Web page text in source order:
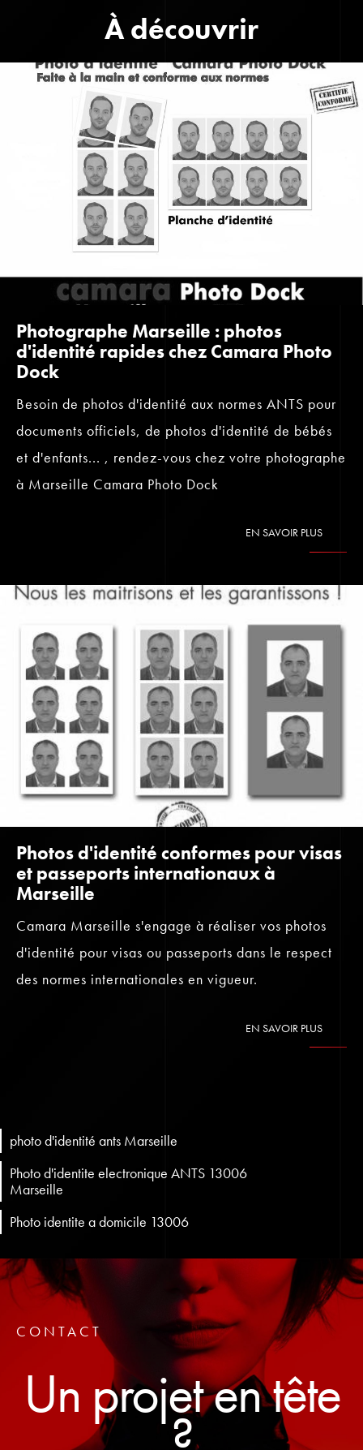
À découvrir
Photographe Marseille : photos
d'identité rapides chez Camara Photo
Dock
Besoin de photos d'identité aux normes ANTS pour
documents officiels, de photos d'identité de bébés
et d'enfants... , rendez-vous chez votre photographe
à Marseille Camara Photo Dock
EN SAVOIR PLUS
Photos d'identité conformes pour visas
et passeports internationaux à
Marseille
Camara Marseille s'engage à réaliser vos photos
d'identité pour visas ou passeports dans le respect
des normes internationales en vigueur.
EN SAVOIR PLUS
photo d'identité ants Marseille
Photo d'identite electronique ANTS 13006
Marseille
Photo identite a domicile 13006
CONTACT
Un projet en tête